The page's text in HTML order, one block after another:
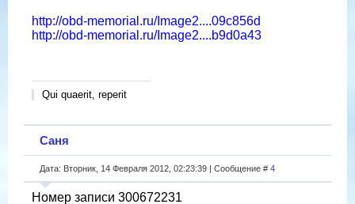
http://obd-memorial.ru/Image2....09c856d
http://obd-memorial.ru/Image2....b9d0a43
Qui quaerit, reperit
Саня
Дата: Вторник, 14 Февраля 2012, 02:23:39 | Сообщение # 4
Номер записи 300672231